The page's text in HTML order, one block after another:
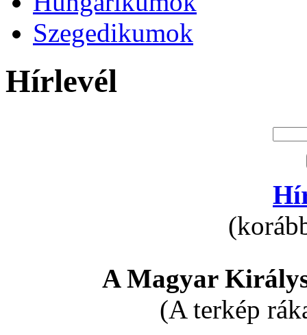
Szegedikumok
Hírlevél
A Magyar
(A terkép